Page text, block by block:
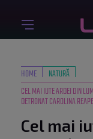
HOME
NATURĂ
CEL MAI IUTE ARDEI DIN
DETRONAT CAROLINA
Cel mai